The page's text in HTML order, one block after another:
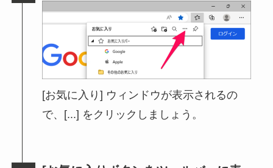
[お気に入り] ウィンドウが表示されるの
で、[...] をクリックしましょう。